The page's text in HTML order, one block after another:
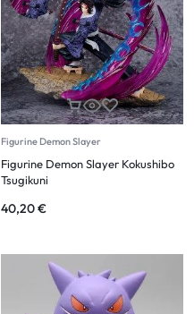
Figurine Demon Slayer
Figurine Demon Slayer Kokushibo
Tsugikuni
40,20€